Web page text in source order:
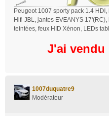
Peugeot 1007 sporty pack 1.4
Hifi JBL, jantes EVEANYS
teintées, feux HID Xénon, LEDs
J'ai vendu
1007duquatre9
Modérateur